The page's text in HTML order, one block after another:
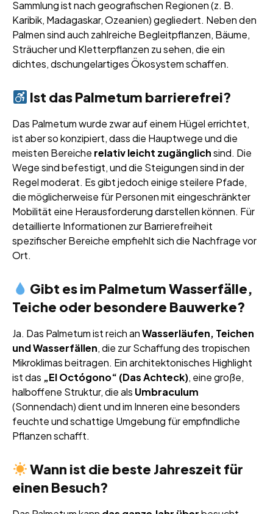
Sammlung ist nach geografischen Regionen (z. B.
Karibik, Madagaskar, Ozeanien) gegliedert. Neben den
Palmen sind auch zahlreiche Begleitpflanzen, Bäume,
Sträucher und Kletterpflanzen zu sehen, die ein
dichtes, dschungelartiges Ökosystem schaffen.
Ist das Palmetum barrierefrei?
Das Palmetum wurde zwar auf einem Hügel errichtet,
ist aber so konzipiert, dass die Hauptwege und die
meisten Bereiche relativ leicht zugänglichsind. Die
Wege sind befestigt, und die Steigungen sind in der
Regel moderat. Es gibt jedoch einige steilere Pfade,
die möglicherweise für Personen mit eingeschränkter
Mobilität eine Herausforderung darstellen können. Für
detaillierte Informationen zur Barrierefreiheit
spezifischer Bereiche empfiehlt sich die Nachfrage vor
Ort.
Gibt es im Palmetum Wasserfälle,
Teiche oder besondere Bauwerke?
Ja. Das Palmetum ist reich anWasserläufen, Teichen
und Wasserfällen, die zur Schaffung des tropischen
Mikroklimas beitragen. Ein architektonisches Highlight
ist das „El Octógono“ (Das Achteck), eine große,
halboffene Struktur, die als Umbraculum
(Sonnendach) dient und im Inneren eine besonders
feuchte und schattige Umgebung für empfindliche
Pflanzen schafft.
Wann ist die beste Jahreszeit für
einen Besuch?